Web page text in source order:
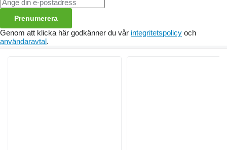
Prenumerera
Genom att klicka här godkänner du vår integritetspolicy och
användaravtal.